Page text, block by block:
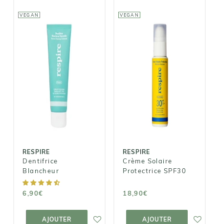
VEGAN
RESPIRE
Dentifrice
Blancheur
6,90€
AJOUTER
RESPIRE
Dentifrice
Blancheur
AJOUTER AU
PANIER
VEGAN
RESPIRE
Crème Solaire
Protectrice SPF30
18,90€
AJOUTER
RESPIRE
Crème Solaire
Protectrice
SPF30
18,90€
AJOUTER AU
PANIER